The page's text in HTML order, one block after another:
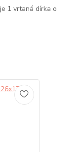
1 vrtaná dírka o